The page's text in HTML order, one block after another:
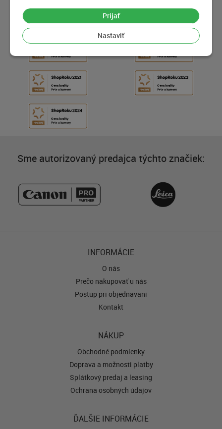
Prijať
Nastaviť
Sme autorizovaný predajca týchto značiek:
INFORMÁCIE
O nás
Prečo nakupovať u nás
Postup pri objednávaní
Kontakt
NÁKUP
Obchodné podmienky
Doprava a možnosti platby
Splátkový predaj a leasing
Ochrana osobných údajov
ĎALŠIE INFORMÁCIE